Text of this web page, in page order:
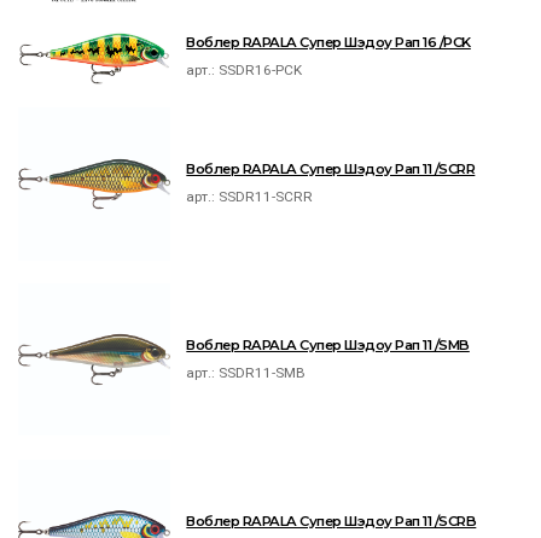
Воблер RAPALA Супер Шэдоу Рап 16 /PCK
арт.: SSDR16-PCK
Воблер RAPALA Супер Шэдоу Рап 11 /SCRR
арт.: SSDR11-SCRR
Воблер RAPALA Супер Шэдоу Рап 11 /SMB
арт.: SSDR11-SMB
Воблер RAPALA Супер Шэдоу Рап 11 /SCRB